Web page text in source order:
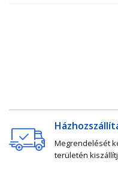
Megrendelését
területén